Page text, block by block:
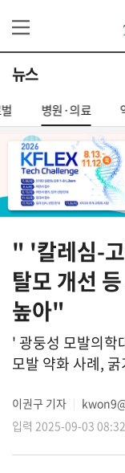
뉴스
병원·의료
" '칼레심-
탈모 개선
높아"
' 광둥성 모발의학
모발 약화 사례,
이권구 기자
입력 2025-09-03